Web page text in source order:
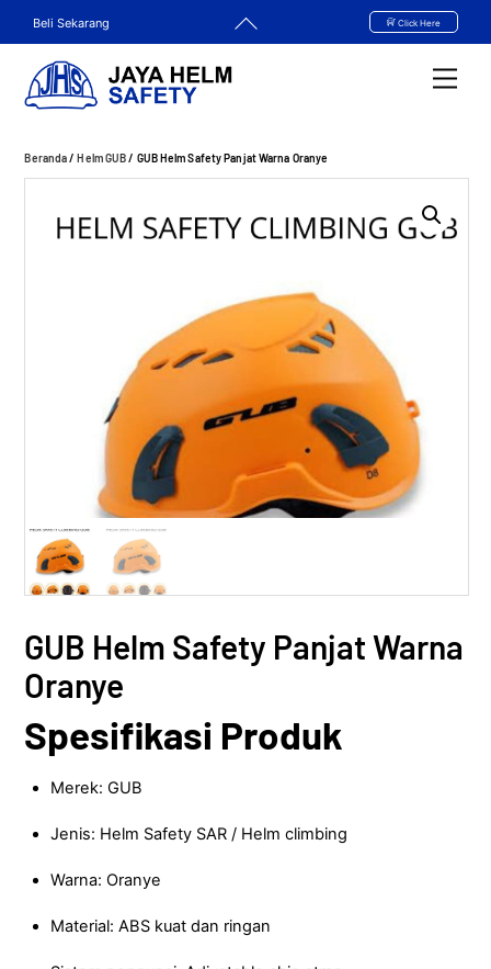
content
Beli Sekarang Click Here
Beranda/Helm GUB/ GUB Helm Safety Panjat Warna Oranye
GUB Helm Safety Panjat Warna
Oranye
Spesifikasi Produk
Merek: GUB
Jenis: Helm Safety SAR / Helm climbing
Warna: Oranye
Material: ABS kuat dan ringan
Back
To